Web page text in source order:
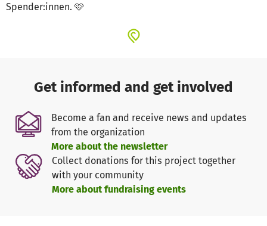
Spender:innen. 🩷
Get informed and get involved
Become a fan and receive news and updates
from the organization
More about the newsletter
Collect donations for this project together
with your community
More about fundraising events